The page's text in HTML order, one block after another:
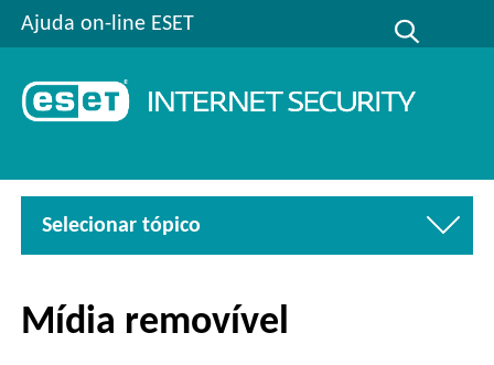
Ajuda on-line ESET
Selecionar tópico
Mídia removível